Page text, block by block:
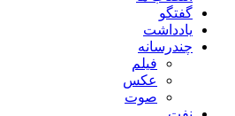
گفتگو
یادداشت
چندرسانه
فیلم
عکس
صوت